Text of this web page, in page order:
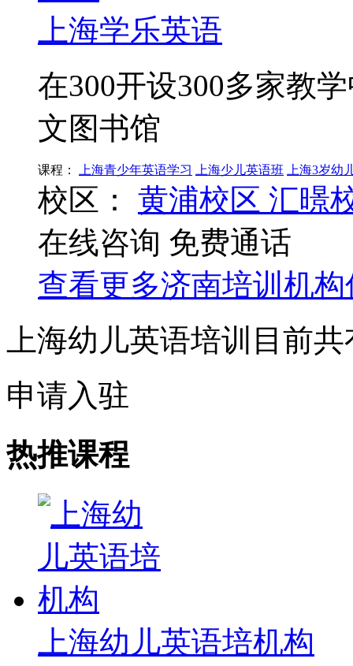
上海学乐英语
在300开设300多家教
文图书馆
课程： 上海青少年英语学习 上海少儿英语班 上海3岁幼
校区： 黄浦校区 汇暻
在线咨询 免费通话
查看更多济南培训机构
上海幼儿英语培训目前
申请入驻
热推课程
上海幼儿英语培机构